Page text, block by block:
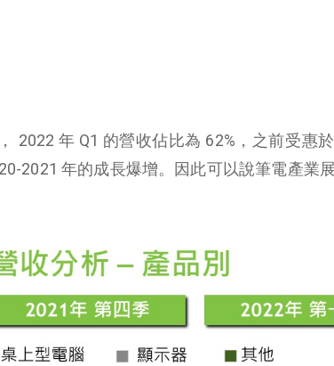
2022 年 Q1 的營收佔比為 62%，之前受惠
2021 年的成長爆增。因此可以說筆電產業